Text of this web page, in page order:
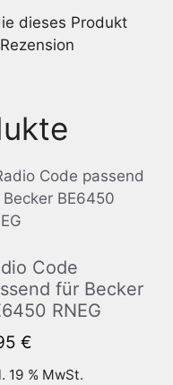
dieses Produkt
Code
für Becker
RNEG
€
19 % MwSt.